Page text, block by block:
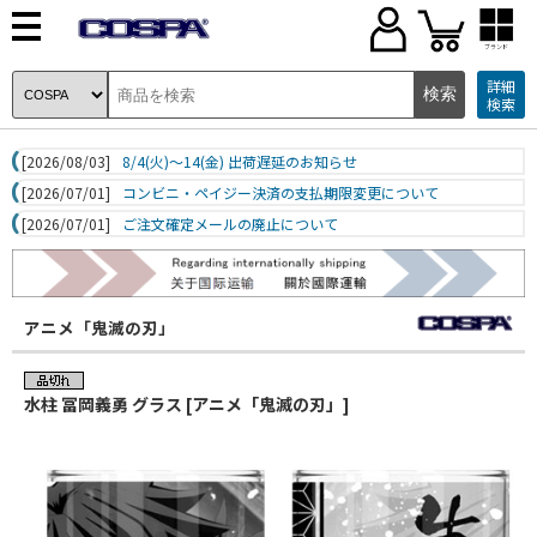
ブランド
詳細
検索
[2026/08/03]
8/4(火)～14(金) 出荷遅延のお知らせ
[2026/07/01]
コンビニ・ペイジー決済の支払期限変更について
[2026/07/01]
ご注文確定メールの廃止について
アニメ「鬼滅の刃」
水柱 冨岡義勇 グラス [アニメ「鬼滅の刃」]